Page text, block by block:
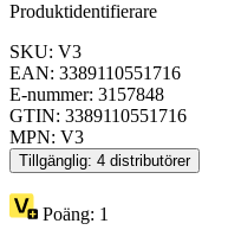
Produktidentifierare
SKU: V3
EAN: 3389110551716
E-nummer: 3157848
GTIN: 3389110551716
MPN: V3
Tillgänglig: 4 distributörer
Poäng: 1